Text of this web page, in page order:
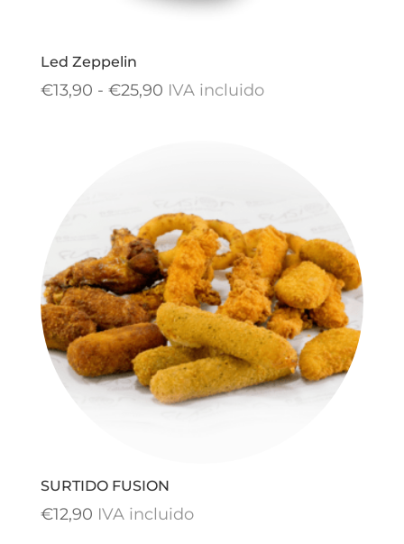
Led Zeppelin
€13,90 - €25,90Rango
hasta
€25,90
IVA incluido
SURTIDO FUSION
€12,90 IVA incluido